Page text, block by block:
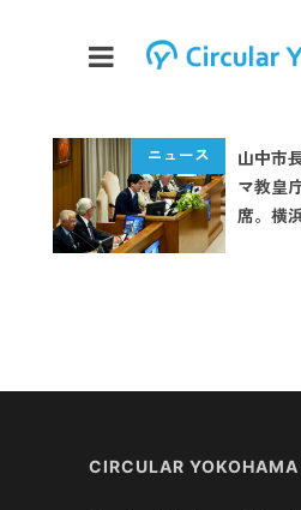
山中市
マ教皇
席。横
CIRCULAR YOKOHAMA